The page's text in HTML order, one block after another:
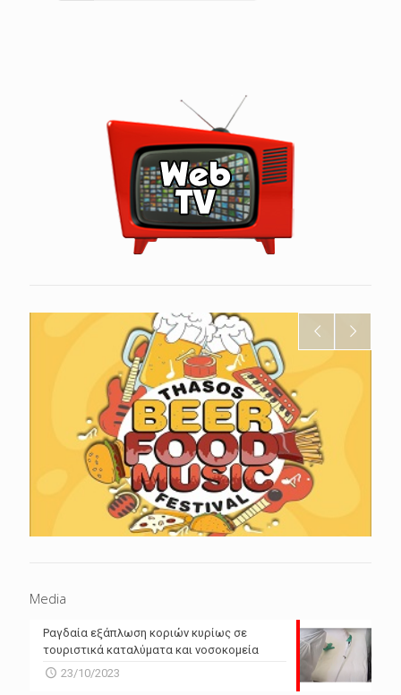
Media
Ραγδαία εξάπλωση κοριών κυρίως σε
τουριστικά καταλύματα και νοσοκομεία
23/10/2023